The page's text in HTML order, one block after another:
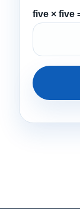
five × five